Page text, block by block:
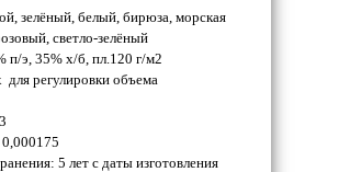
зелёный, белый, бирюза, морская
светло-зелёный
п/э, 35% х/б, пл.120 г/м2
для регулировки объема
5 лет с даты изготовления